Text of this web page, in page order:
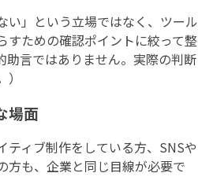
い」という立場ではなく、ツール
すための確認ポイントに絞って整
言ではありません。実際の判断
場面
ティブ制作をしている方、SNSや
方も、企業と同じ目線が必要で